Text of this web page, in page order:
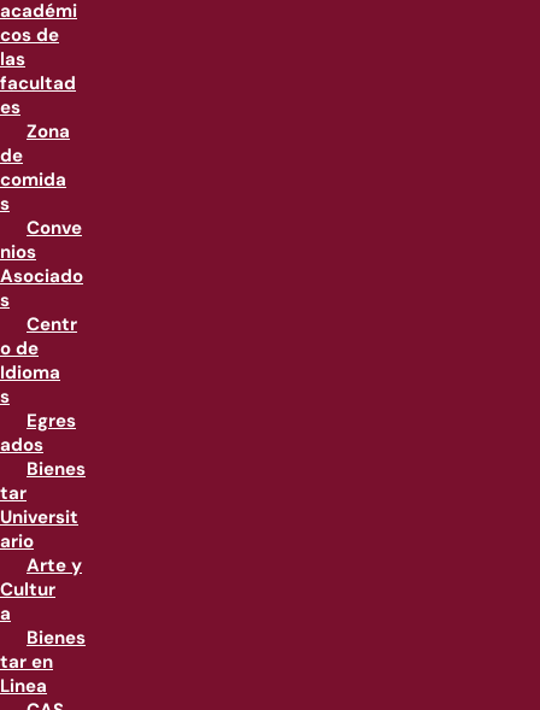
académi
cos de
las
facultad
es
Zona
de
comida
s
Conve
nios
Asociado
s
Centr
o de
Idioma
s
Egres
ados
Bienes
tar
Universit
ario
Arte y
Cultur
a
Bienes
tar en
Linea